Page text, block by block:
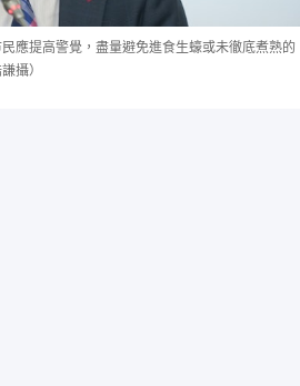
應提高警覺，盡量避免進食生蠔或未徹底煮熟的
攝）